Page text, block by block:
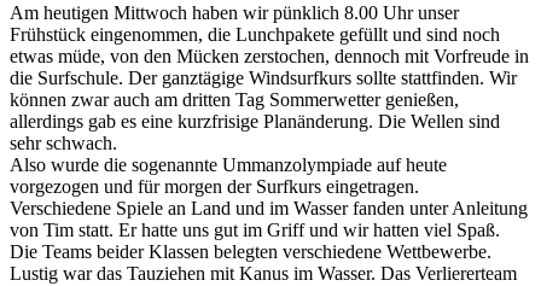
Am heutigen Mittwoch haben wir pünklich 8.00 Uhr unser
Frühstück eingenommen, die Lunchpakete gefüllt und sind noch
etwas müde, von den Mücken zerstochen, dennoch mit Vorfreude in
die Surfschule. Der ganztägige Windsurfkurs sollte stattfinden. Wir
können zwar auch am dritten Tag Sommerwetter genießen,
allerdings gab es eine kurzfrisige Planänderung. Die Wellen sind
sehr schwach.
Also wurde die sogenannte Ummanzolympiade auf heute
vorgezogen und für morgen der Surfkurs eingetragen.
Verschiedene Spiele an Land und im Wasser fanden unter Anleitung
von Tim statt. Er hatte uns gut im Griff und wir hatten viel Spaß.
Die Teams beider Klassen belegten verschiedene Wettbewerbe.
Lustig war das Tauziehen mit Kanus im Wasser. Das Verliererteam